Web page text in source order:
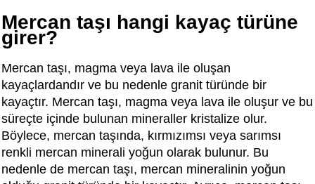
Mercan taşı hangi kayaç türüne
girer?
Mercan taşı, magma veya lava ile oluşan
kayaçlardandır ve bu nedenle granit türünde bir
kayaçtır. Mercan taşı, magma veya lava ile oluşur ve bu
süreçte içinde bulunan mineraller kristalize olur.
Böylece, mercan taşında, kırmızımsı veya sarımsı
renkli mercan minerali yoğun olarak bulunur. Bu
nedenle de mercan taşı, mercan mineralinin yoğun